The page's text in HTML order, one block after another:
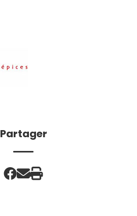
Partager